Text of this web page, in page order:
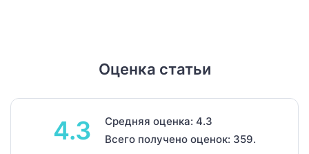
Оценка статьи
4.3
Средняя оценка: 4.3
Всего получено оценок: 359.